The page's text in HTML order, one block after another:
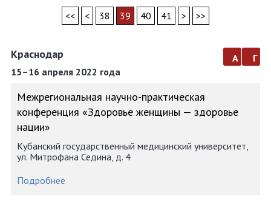
<< < 38 39 40 41 > >>
Краснодар
15–16 апреля 2022 года
а г
Межрегиональная научно-практическая
конференция «Здоровье женщины — здоровье
нации»
Кубанский государственный медицинский университет,
ул. Митрофана Седина, д. 4
Подробнее